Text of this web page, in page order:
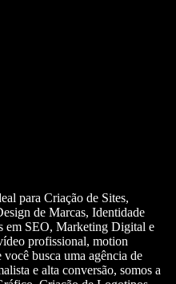
para Criação de Sites,
de Marcas, Identidade
em SEO, Marketing Digital e
profissional, motion
busca uma agência de
e alta conversão, somos a